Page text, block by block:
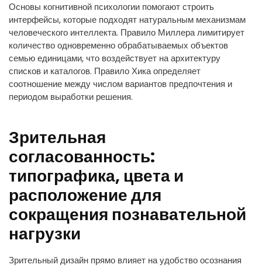
Основы когнитивной психологии помогают строить
интерфейсы, которые подходят натуральным механизмам
человеческого интеллекта. Правило Миллера лимитирует
количество одновременно обрабатываемых объектов
семью единицами, что воздействует на архитектуру
списков и каталогов. Правило Хика определяет
соотношение между числом вариантов предпочтения и
периодом выработки решения.
Зрительная
согласованность:
типографика, цвета и
расположение для
сокращения познавательной
нагрузки
Зрительный дизайн прямо влияет на удобство осознания